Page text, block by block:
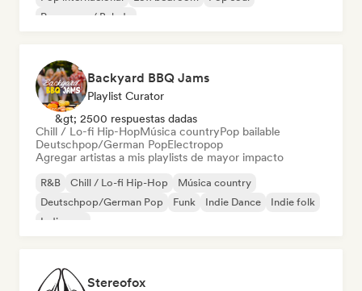
Pop suave / Balada
Backyard BBQ Jams
Playlist Curator
&gt; 2500 respuestas dadas
Chill / Lo-fi Hip-HopMúsica countryPop bailable
Deutschpop/German PopElectropop
Agregar artistas a mis playlists de mayor impacto
R&B Chill / Lo-fi Hip-Hop
Música country
Deutschpop/German Pop
Funk Indie Dance
Indie folk
Indie pop
Stereofox